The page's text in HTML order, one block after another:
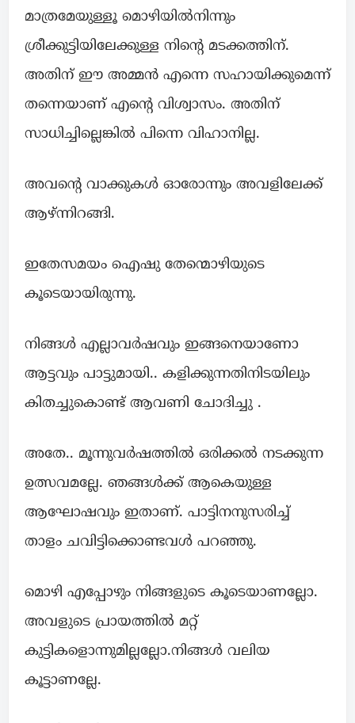
മാത്രമേയുള്ളൂ മൊഴിയിൽനിന്നും
ശ്രീക്കുട്ടിയിലേക്കുള്ള നിന്റെ മടക്കത്തിന്.
അതിന് ഈ അമ്മൻ എന്നെ സഹായിക്കുമെന്ന്
തന്നെയാണ് എന്റെ വിശ്വാസം. അതിന്
സാധിച്ചില്ലെങ്കിൽ പിന്നെ വിഹാനില്ല.
അവന്റെ വാക്കുകൾ ഓരോന്നും അവളിലേക്ക്
ആഴ്ന്നിറങ്ങി.
ഇതേസമയം ഐഷു തേന്മൊഴിയുടെ
കൂടെയായിരുന്നു.
നിങ്ങൾ എല്ലാവർഷവും ഇങ്ങനെയാണോ
ആട്ടവും പാട്ടുമായി.. കളിക്കുന്നതിനിടയിലും
കിതച്ചുകൊണ്ട് ആവണി ചോദിച്ചു .
അതേ.. മൂന്നുവർഷത്തിൽ ഒരിക്കൽ നടക്കുന്ന
ഉത്സവമല്ലേ. ഞങ്ങൾക്ക് ആകെയുള്ള
ആഘോഷവും ഇതാണ്. പാട്ടിനനുസരിച്ച്
താളം ചവിട്ടിക്കൊണ്ടവൾ പറഞ്ഞു.
മൊഴി എപ്പോഴും നിങ്ങളുടെ കൂടെയാണല്ലോ.
അവളുടെ പ്രായത്തിൽ മറ്റ്
കുട്ടികളൊന്നുമില്ലല്ലോ.നിങ്ങൾ വലിയ
കൂട്ടാണല്ലേ.